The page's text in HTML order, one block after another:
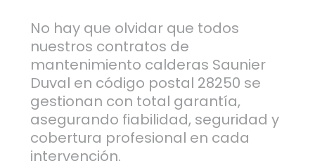
No hay que olvidar que todos
nuestros contratos de
mantenimiento calderas Saunier
Duval en código postal 28250 se
gestionan con total garantía,
asegurando fiabilidad, seguridad y
cobertura profesional en cada
intervención.